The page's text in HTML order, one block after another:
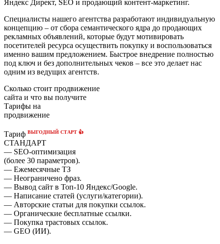
Яндекс Директ, SEO и продающий контент-маркетинг.
Специалисты нашего агентства разработают индивидуальную
концепцию – от сбора семантического ядра до продающих
рекламных объявлений, которые будут мотивировать
посетителей ресурса осуществить покупку и воспользоваться
именно вашим предложением. Быстрое внедрение полностью
под ключ и без дополнительных чеков – все это делает нас
одним из ведущих агентств.
Сколько стоит продвижение
сайта и что вы получите
Тарифы на
продвижение
Тариф ВЫГОДНЫЙ СТАРТ 👍
СТАНДАРТ
— SEO-оптимизация
(более 30 параметров).
— Ежемесячные ТЗ
— Неограничено фраз.
— Вывод сайт в Топ-10 Яндекс/Google.
— Написание статей (услуги/категории).
— Авторские статьи для покупки ссылок.
— Органические бесплатные ссылки.
— Покупка трастовых ссылок.
— GEO (ИИ).